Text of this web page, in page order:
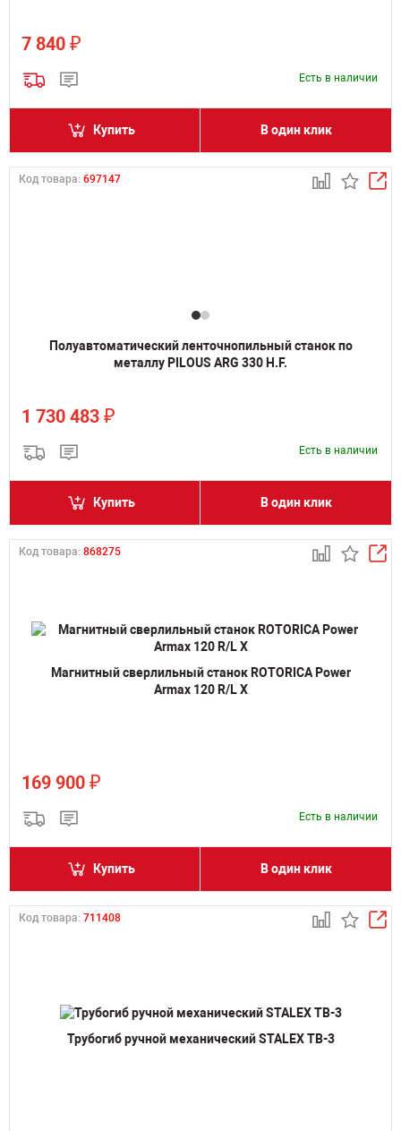
7 840 ₽
Есть в наличии
Купить В один клик
Код товара: 697147
Полуавтоматический ленточнопильный станок по
металлу PILOUS ARG 330 H.F.
1 730 483 ₽
Есть в наличии
Купить В один клик
Код товара: 868275
Магнитный сверлильный станок ROTORICA Power
Armax 120 R/L X
169 900 ₽
Есть в наличии
Купить В один клик
Код товара: 711408
Трубогиб ручной механический STALEX TB-3